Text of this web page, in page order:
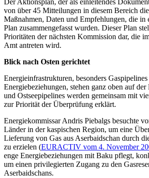
Der Aktionsplan, der als einleitendes
von über 45 Mitteilungen in diesem Bereich
Maßnahmen, Daten und Empfehlungen, die in
Plan zusammengefasst wurden. Dieser Plan
Prioritäten der nächsten Kommission dar, die
Amt antreten wird.
Blick nach Osten gerichtet
Energieinfrastrukturen, besonders
Energiebeziehungen, stehen ganz oben auf
und Ostseepipelines werden gemeinsam mit
zur Priorität der Überprüfung erklärt.
Energiekommissar Andris Piebalgs besuchte
Länder in der kaspischen Region, um eine
Lieferung von Gas aus Aserbaidschan durch
zu erzielen (EURACTIV vom 4. November
enge Energiebeziehungen mit Baku pflegt,
um einen privilegierten Zugang zu den
Aserbaidschans.